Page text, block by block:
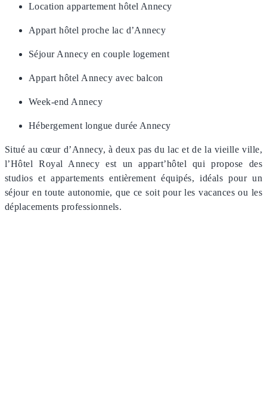
Location appartement hôtel Annecy
Appart hôtel proche lac d’Annecy
Séjour Annecy en couple logement
Appart hôtel Annecy avec balcon
Week-end Annecy
Hébergement longue durée Annecy
Situé au cœur d’Annecy, à deux pas du lac et de la vieille ville,
l’Hôtel Royal Annecy est un appart’hôtel qui propose des
studios et appartements entièrement équipés, idéals pour un
séjour en toute autonomie, que ce soit pour les vacances ou les
déplacements professionnels.